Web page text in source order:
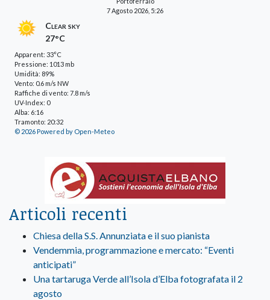
7 Agosto 2026, 5:26
Clear sky
27°C
Apparent: 33°C
Pressione: 1013 mb
Umidità: 89%
Vento: 0.6 m/s NW
Raffiche di vento: 7.8 m/s
UV-Index: 0
Alba: 6:16
Tramonto: 20:32
© 2026 Powered by Open-Meteo
Articoli recenti
Chiesa della S.S. Annunziata e il suo pianista
Vendemmia, programmazione e mercato: “Eventi
anticipati”
Una tartaruga Verde all’Isola d’Elba fotografata il 2
agosto